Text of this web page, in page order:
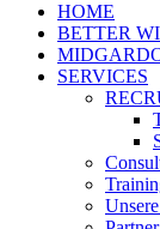
HOME
BETTER
SERVICES